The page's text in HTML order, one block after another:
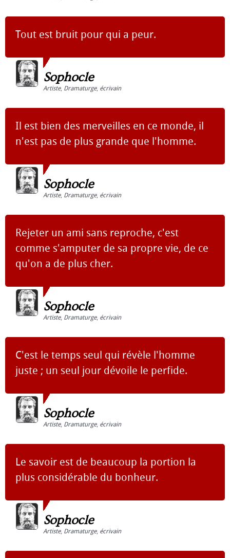
Tout est bruit pour qui a peur.
Sophocle
Artiste, Dramaturge, écrivain
Il est bien des merveilles en ce monde, il
n'est pas de plus grande que l'homme.
Sophocle
Artiste, Dramaturge, écrivain
Rejeter un ami sans reproche, c'est
comme s'amputer de sa propre vie, de ce
qu'on a de plus cher.
Sophocle
Artiste, Dramaturge, écrivain
C'est le temps seul qui révèle l'homme
juste ; un seul jour dévoile le perfide.
Sophocle
Artiste, Dramaturge, écrivain
Le savoir est de beaucoup la portion la
plus considérable du bonheur.
Sophocle
Artiste, Dramaturge, écrivain